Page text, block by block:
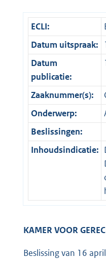
ECLI:
Datum uitspraak:
Datum
publicatie:
Zaaknummer(s):
Onderwerp:
Beslissingen:
Inhoudsindicatie:
KAMER VOOR
Beslissing van 16